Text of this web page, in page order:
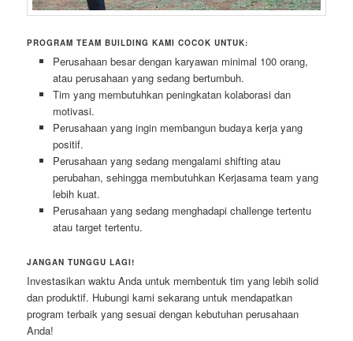
PROGRAM TEAM BUILDING KAMI COCOK UNTUK:
Perusahaan besar dengan karyawan minimal 100 orang,
atau perusahaan yang sedang bertumbuh.
Tim yang membutuhkan peningkatan kolaborasi dan
motivasi.
Perusahaan yang ingin membangun budaya kerja yang
positif.
Perusahaan yang sedang mengalami shifting atau
perubahan, sehingga membutuhkan Kerjasama team yang
lebih kuat.
Perusahaan yang sedang menghadapi challenge tertentu
atau target tertentu.
JANGAN TUNGGU LAGI!
Investasikan waktu Anda untuk membentuk tim yang lebih solid
dan produktif. Hubungi kami sekarang untuk mendapatkan
program terbaik yang sesuai dengan kebutuhan perusahaan
Anda!